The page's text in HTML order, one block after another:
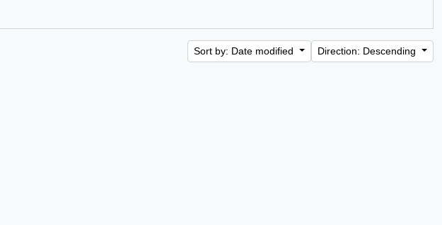
Sort by: Date modified Direction: Descending